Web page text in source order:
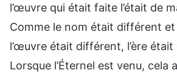
l’œuvre qui était faite l’était de
Comme le nom était différent
l’œuvre était différent, l’ère
Lorsque l’Éternel est venu, cela